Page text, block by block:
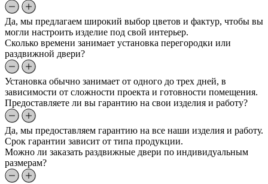
Да, мы предлагаем широкий выбор цветов и фактур, чтобы вы
могли настроить изделие под свой интерьер.
Сколько времени занимает установка перегородки или
раздвижной двери?
Установка обычно занимает от одного до трех дней, в
зависимости от сложности проекта и готовности помещения.
Предоставляете ли вы гарантию на свои изделия и работу?
Да, мы предоставляем гарантию на все наши изделия и работу.
Срок гарантии зависит от типа продукции.
Можно ли заказать раздвижные двери по индивидуальным
размерам?